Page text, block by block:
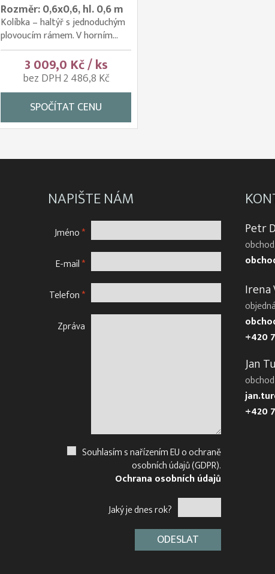
Rozměr: 0,6x0,6, hl. 0,6 m
Kolíbka – haltýř s jednoduchým
plovoucím rámem. V horním...
3 009,0 Kč / ks
bez DPH 2 486,8 Kč
SPOČÍTAT CENU
NAPIŠTE NÁM
Jméno*
E-mail*
Telefon*
Zpráva
Souhlasím s nařízením EU o ochraně
osobních údajů (GDPR).
Ochrana osobních údajů
Jaký je dnes rok?
Petr
Irena
+420
Jan
obchod
+420